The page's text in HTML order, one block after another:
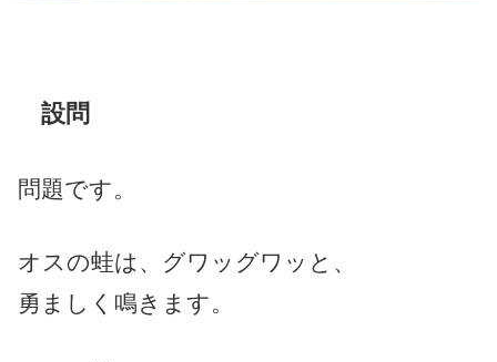
設問
問題です。
オスの蛙は、グワッグワッと、
勇ましく鳴きます。